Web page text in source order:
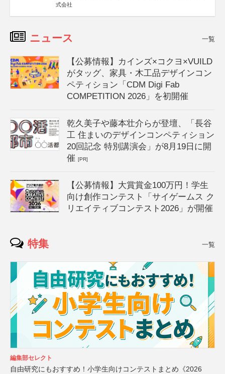
式会社
ニュース 一覧
【公募情報】カインズ×コクヨ×VUILD
がタッグ、家具・木工品デザインコン
ペティション「CDM Digi Fab
COMPETITION 2026」を初開催
乾久美子や藤本壮介らが登壇、「長谷
工 住まいのデザインコンペティション
20回記念 特別講演会」が8月19日に開
催[PR]
【公募情報】大賞賞金100万円！学生
向け創作コンテスト「サイゲームス ク
リエイティブコンテスト2026」が開催
特集 一覧
編集部セレクト
自由研究にもおすすめ！小学生向けコンテストまとめ《2026